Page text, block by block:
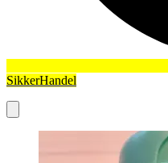
SikkerHandel